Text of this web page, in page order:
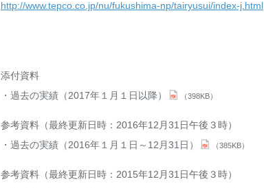
http://www.tepco.co.jp/nu/fukushima-np/tairyusui/index-j.html
添付資料
過去の実績（2017年１月１日以降）
（398KB）
参考資料（最終更新日時：2016年12月31日午後３時）
過去の実績（2016年１月１日～12月31日）
（385KB）
参考資料（最終更新日時：2015年12月31日午後３時）